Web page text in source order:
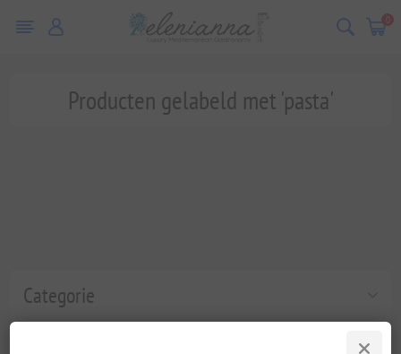
0
Categorie
Producten gelabeld met 'pasta'